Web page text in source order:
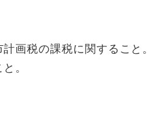
画税の課税に関すること。
。